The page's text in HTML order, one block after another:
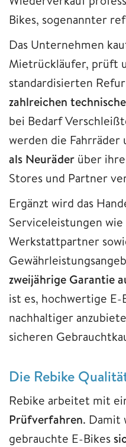
Bikes, sogenannter
Das Unternehmen
Mietrückläufer, prüft
standardisierten
zahlreichen
bei Bedarf
werden die Fahrräder
als Neuräder über
Stores und Partner
Ergänzt wird das
Serviceleistungen
Werkstattpartner
zweijährige Garantie
ist es, hochwertige
nachhaltiger
sicheren
Die Rebike
Rebike arbeitet mit
Prüfverfahren. Damit
gebrauchte E-Bikes